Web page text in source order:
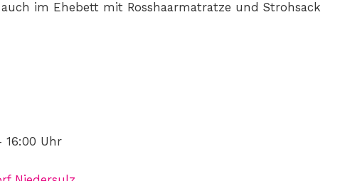
im Ehebett mit Rosshaarmatratze und Strohsack
16:00 Uhr